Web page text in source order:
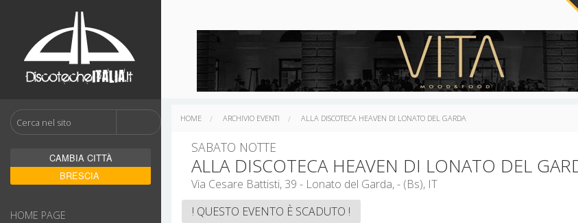
CAMBIA CITTÀ
BRESCIA
HOME PAGE
HOME ARCHIVIO EVENTI ALLA DISCOTECA HEAVEN DI LONATO DEL GARDA
SABATO NOTTE
ALLA DISCOTECA HEAVEN DI LONATO DEL
Via Cesare Battisti, 39 - Lonato del Garda, - (Bs), IT
! QUESTO EVENTO È SCADUTO !